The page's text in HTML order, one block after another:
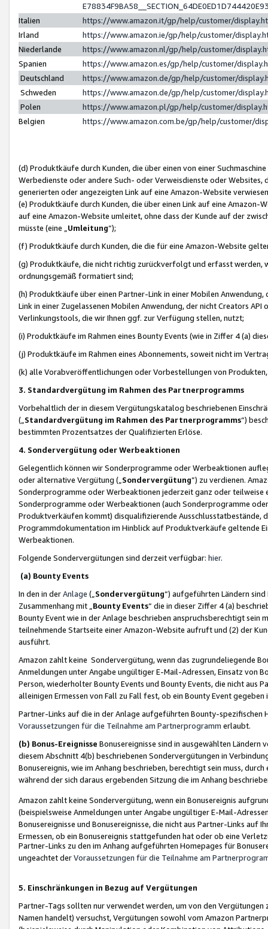
Italien
https://www.amazon.it/gp/help/customer/
Irland
https://www.amazon.ie/gp/help/customer/
Niederlande
https://www.amazon.nl/gp/help/customer/
Spanien
https://www.amazon.es/gp/help/customer/
Deutschland
https://www.amazon.de/gp/help/customer/
Schweden
https://www.amazon.de/gp/help/customer/
Polen
https://www.amazon.pl/gp/help/customer/
Belgien
https://www.amazon.com.be/gp/help/customer/
(d) Produktkäufe durch Kunden, die über einen von einer
Werbedienste oder andere Such- oder Verweisdienste oder Websites,
generierten oder angezeigten Link auf eine Amazon-Website
(e) Produktkäufe durch Kunden, die über einen Link auf eine
auf eine Amazon-Website umleitet, ohne dass der Kunde auf der
müsste (eine „ Umleitung“);
(f) Produktkäufe durch Kunden, die die für eine Amazon-Website
(g) Produktkäufe, die nicht richtig zurückverfolgt und erfasst werden,
ordnungsgemäß formatiert sind;
(h) Produktkäufe über einen Partner-Link in einer Mobilen
Link in einer Zugelassenen Mobilen Anwendung, der nicht Creators
Verlinkungstools, die wir Ihnen ggf. zur Verfügung stellen, nutzt;
(i) Produktkäufe im Rahmen eines Bounty Events (wie in Ziffer 4 (a)
(j) Produktkäufe im Rahmen eines Abonnements, soweit nicht im
(k) alle Vorabveröffentlichungen oder Vorbestellungen von
3. Standardvergütung im Rahmen des Partnerprogramms
Vorbehaltlich der in diesem Vergütungskatalog beschriebenen
(„ Standardvergütung im Rahmen des Partnerprogramms“)
bestimmten Prozentsatzes der Qualifizierten Erlöse.
4. Sondervergütung oder Werbeaktionen
Gelegentlich können wir Sonderprogramme oder Werbeaktionen
oder alternative Vergütung („ Sondervergütung”) zu verdienen.
Sonderprogramme oder Werbeaktionen jederzeit ganz oder
Sonderprogramme oder Werbeaktionen (auch Sonderprogramme
Produktverkäufen kommt) disqualifizierende Ausschlusstatbestände,
Programmdokumentation im Hinblick auf Produktverkäufe geltende
Werbeaktionen.
Folgende Sondervergütungen sind derzeit verfügbar: hier.
(a) Bounty Events
In den in derAnlage („ Sondervergütung“) aufgeführten Ländern
Zusammenhang mit „ Bounty Events“ die in dieser Ziffer 4 (a)
Bounty Event wie in der Anlage beschrieben anspruchsberechtigt sein
teilnehmende Startseite einer Amazon-Website aufruft und (2) der
ausführt.
Amazon zahlt keine Sondervergütung, wenn das zugrundeliegende
Anmeldungen unter Angabe ungültiger E-Mail-Adressen, Einsatz von
Person, wiederholter Bounty Events und Bounty Events, die nicht
alleinigen Ermessen von Fall zu Fall fest, ob ein Bounty Event
Partner-Links auf die in der Anlage aufgeführten Bounty-spezifischen
Voraussetzungen für die Teilnahme am Partnerprogramm erlaubt.
(b) Bonus-Ereignisse Bonusereignisse sind in ausgewählten Ländern
diesem Abschnitt 4(b) beschriebenen Sondervergütungen in
Bonusereignis, wie im Anhang beschrieben, berechtigt sein muss,
während der sich daraus ergebenden Sitzung die im Anhang
Amazon zahlt keine Sondervergütung, wenn ein Bonusereignis
(beispielsweise Anmeldungen unter Angabe ungültiger E-Mail-
Bonusereignisse und Bonusereignisse, die nicht aus Partner-Links auf
Ermessen, ob ein Bonusereignis stattgefunden hat oder ob eine
Partner-Links zu den im Anhang aufgeführten Homepages für
ungeachtet derVoraussetzungen für die Teilnahme am
5. Einschränkungen in Bezug auf Vergütungen
Partner-Tags sollten nur verwendet werden, um von den
Namen handelt) versuchst, Vergütungen sowohl vom Amazon